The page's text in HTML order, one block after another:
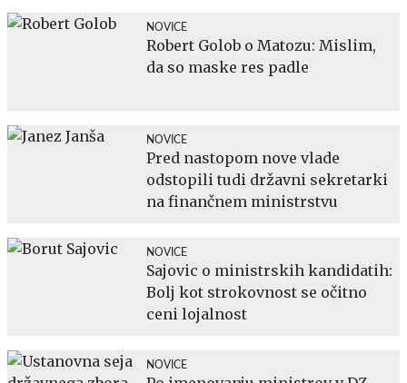
NOVICE
Robert Golob o Matozu: Mislim,
da so maske res padle
NOVICE
Pred nastopom nove vlade
odstopili tudi državni sekretarki
na finančnem ministrstvu
NOVICE
Sajovic o ministrskih kandidatih:
Bolj kot strokovnost se očitno
ceni lojalnost
NOVICE